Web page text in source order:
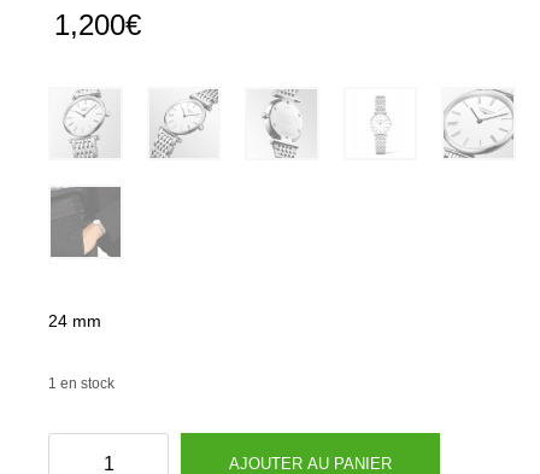
1,200€
24 mm
1 en stock
AJOUTER AU PANIER